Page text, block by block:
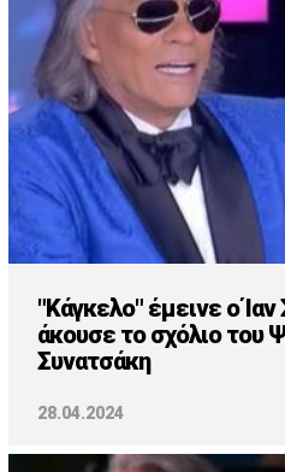
"Κάγκελο" έμεινε ο Ίαν
άκουσε το σχόλιο του
Συνατσάκη
28.04.2024